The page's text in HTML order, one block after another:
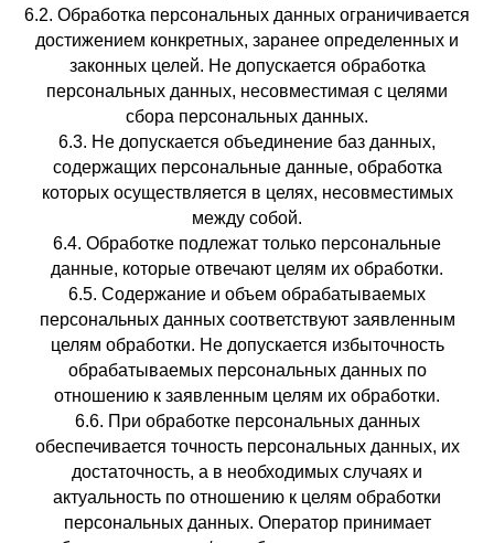
6.2. Обработка персональных данных ограничивается
достижением конкретных, заранее определенных и
законных целей. Не допускается обработка
персональных данных, несовместимая с целями
сбора персональных данных.
6.3. Не допускается объединение баз данных,
содержащих персональные данные, обработка
которых осуществляется в целях, несовместимых
между собой.
6.4. Обработке подлежат только персональные
данные, которые отвечают целям их обработки.
6.5. Содержание и объем обрабатываемых
персональных данных соответствуют заявленным
целям обработки. Не допускается избыточность
обрабатываемых персональных данных по
отношению к заявленным целям их обработки.
6.6. При обработке персональных данных
обеспечивается точность персональных данных, их
достаточность, а в необходимых случаях и
актуальность по отношению к целям обработки
персональных данных. Оператор принимает